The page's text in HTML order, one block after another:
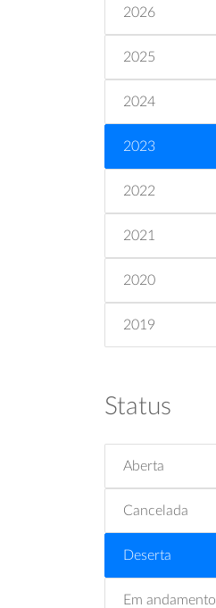
2026
2025
2024
2023
2022
2021
2020
2019
Status
Aberta
Cancelada
Deserta
Em andamento